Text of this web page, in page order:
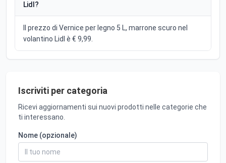
Lidl?
Il prezzo di Vernice per legno 5 L, marrone scuro nel
volantino Lidl è € 9,99.
Iscriviti per categoria
Ricevi aggiornamenti sui nuovi prodotti nelle categorie che
ti interessano.
Nome (opzionale)